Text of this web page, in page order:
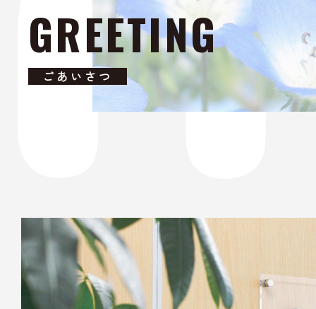
GREETING
ごあいさつ